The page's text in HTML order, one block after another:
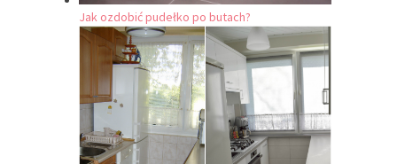
Jak ozdobić pudełko po butach?